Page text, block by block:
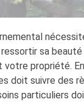
sa
votre propriété.
doit suivre des
particuliers